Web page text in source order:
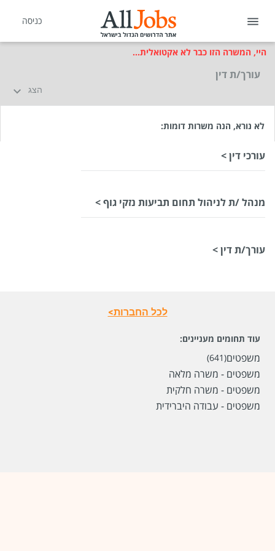
כניסה
היי, המשרה הזו כבר לא אקטואלית...
עורך/ת דין
הצג
המעסיק לא סיפר לנו
סוג משרה משרה מלאה
מיקום
לפני חודשיים
לא נורא, הנה משרות דומות:
עורכי דין >
מנהל /ת לניהול תחום תביעות נזקי גוף >
עורך/ת דין >
לכל החברות>
עוד תחומים מעניינים:
משפטים(641)
משפטים - משרה מלאה
משפטים - משרה חלקית
משפטים - עבודה היברידית